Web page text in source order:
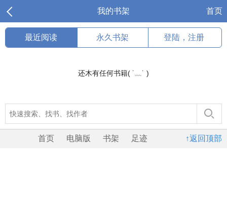
我的书架 首页
最近阅读 永久书架 登陆，注册
还木有任何书籍( ˙﹏˙ )
↑返回顶部
首页 电脑版 书架 足迹